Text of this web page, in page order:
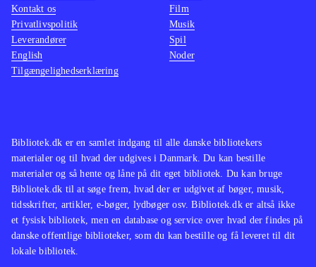
Bibliotek.dk er en samlet indgang til alle danske bibliotekers
materialer og til hvad der udgives i Danmark. Du kan bestille
materialer og så hente og låne på dit eget bibliotek. Du kan bruge
Bibliotek.dk til at søge frem, hvad der er udgivet af bøger, musik,
tidsskrifter, artikler, e-bøger, lydbøger osv. Bibliotek.dk er altså ikke
et fysisk bibliotek, men en database og service over hvad der findes på
danske offentlige biblioteker, som du kan bestille og få leveret til dit
lokale bibliotek.
Kontakt os
Privatlivspolitik
Leverandører
English
Tilgængelighedserklæring
Film
Musik
Spil
Noder